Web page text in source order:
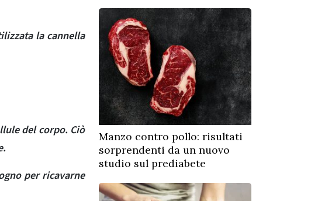
la cannella
del corpo. Ciò
per ricavarne
Manzo contro pollo: risultati
sorprendenti da un nuovo
studio sul prediabete